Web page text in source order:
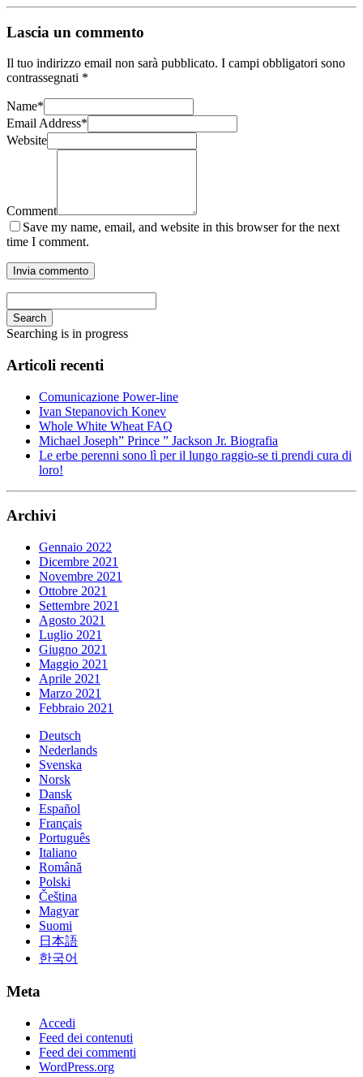
Lascia un commento
Il tuo indirizzo email non sarà pubblicato. I campi obbligatori sono
contrassegnati *
Name*
Email Address*
Website
Comment
Save my name, email, and website in this browser for the next
time I comment.
Search
Searching is in progress
Articoli recenti
Comunicazione Power-line
Ivan Stepanovich Konev
Whole White Wheat FAQ
Michael Joseph” Prince ” Jackson Jr. Biografia
Le erbe perenni sono lì per il lungo raggio-se ti prendi cura di
loro!
Archivi
Gennaio 2022
Dicembre 2021
Novembre 2021
Ottobre 2021
Settembre 2021
Agosto 2021
Luglio 2021
Giugno 2021
Maggio 2021
Aprile 2021
Marzo 2021
Febbraio 2021
Deutsch
Nederlands
Svenska
Norsk
Dansk
Español
Français
Português
Italiano
Română
Polski
Čeština
Magyar
Suomi
日本語
한국어
Meta
Accedi
Feed dei contenuti
Feed dei commenti
WordPress.org